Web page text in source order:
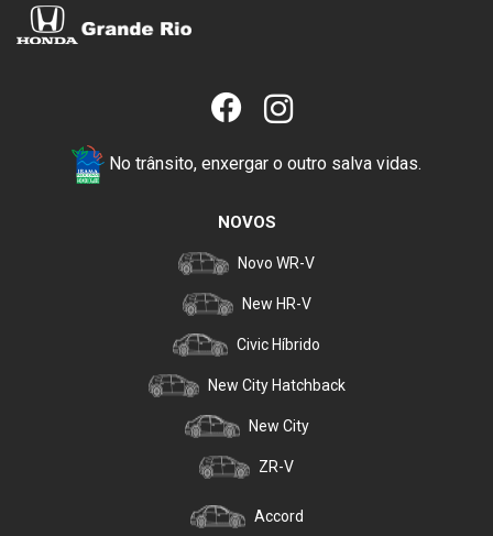
No trânsito, enxergar o outro salva vidas.
NOVOS
Novo WR-V
New HR-V
Civic Híbrido
New City Hatchback
New City
ZR-V
Accord